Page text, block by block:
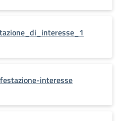
interesse